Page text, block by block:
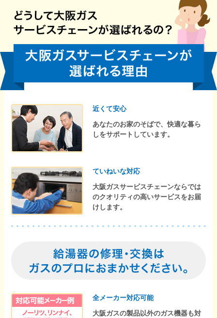
近くて安心
あなたのお家のそばで、快適な暮ら
しをサポートしています。
ていねいな対応
大阪ガスサービスチェーンならでは
のクオリティの高いサービスをお届
けします。
全メーカー対応可能
大阪ガスの製品以外のガス機器も対